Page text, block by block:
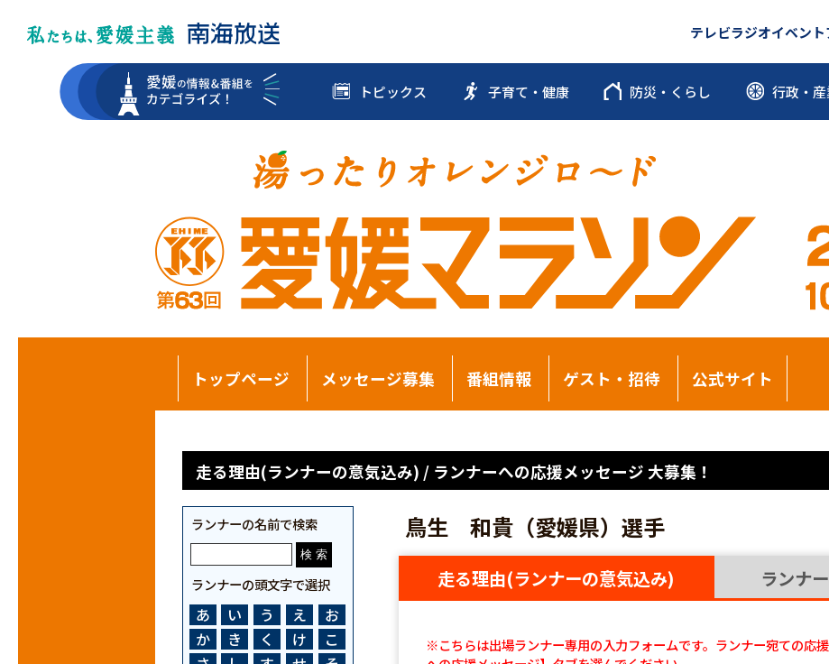
テレビラジオイベント
トピックス 子育て・健康 防災・くらし 行政・
トップページ メッセージ募集 番組情報 ゲスト・招待 公式サイト
走る理由(ランナーの意気込み) / ランナーへの応援メッセージ 大募集！
ランナーの名前で検索
ランナーの頭文字で選択
あ い う え
お
か
き く け
こ
鳥生 和貴（愛媛県）選手
走る理由(ランナーの意気込み) ランナ
※こちらは出場ランナー専用の入力フォームです。ランナー宛ての応